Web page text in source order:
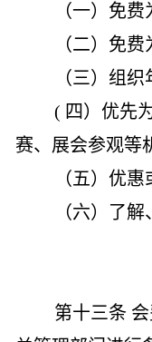
（一）免
（二）免
（三）组
( 四）优先
赛、展会参观等
（五）优
（六）了
第十三条